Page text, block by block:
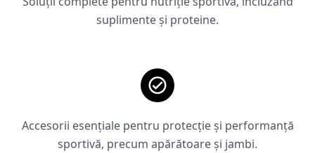
suplimente și proteine.
Accesorii esențiale pentru protecție și performanță
sportivă, precum apărătoare și jambi.